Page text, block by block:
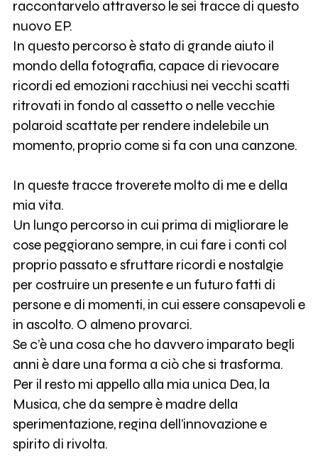
raccontarvelo attraverso le sei tracce di questo
nuovo EP.
In questo percorso è stato di grande aiuto il
mondo della fotografia, capace di rievocare
ricordi ed emozioni racchiusi nei vecchi scatti
ritrovati in fondo al cassetto o nelle vecchie
polaroid scattate per rendere indelebile un
momento, proprio come si fa con una canzone.
In queste tracce troverete molto di me e della
mia vita.
Un lungo percorso in cui prima di migliorare le
cose peggiorano sempre, in cui fare i conti col
proprio passato e sfruttare ricordi e nostalgie
per costruire un presente e un futuro fatti di
persone e di momenti, in cui essere consapevoli e
in ascolto. O almeno provarci.
Se c’è una cosa che ho davvero imparato begli
anni è dare una forma a ciò che si trasforma.
Per il resto mi appello alla mia unica Dea, la
Musica, che da sempre è madre della
sperimentazione, regina dell’innovazione e
spirito di rivolta.